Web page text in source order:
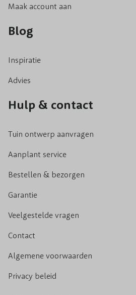
Maak account aan
Blog
Inspiratie
Advies
Hulp & contact
Tuin ontwerp aanvragen
Aanplant service
Bestellen & bezorgen
Garantie
Veelgestelde vragen
Contact
Algemene voorwaarden
Privacy beleid